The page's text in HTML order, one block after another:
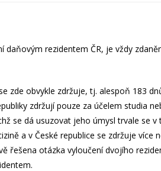
rezidentem ČR, je vždy
zde obvykle zdržuje, tj. alespoň 183
zdržují pouze za účelem studia
se dá usuzovat jeho úmysl trvale se
a v České republice se zdržuje
řešena otázka vyloučení dvojího